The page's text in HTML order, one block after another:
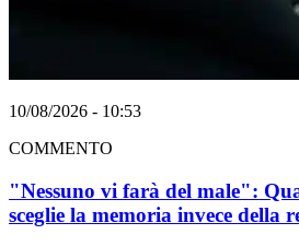
10/08/2026 - 10:53
COMMENTO
"Nessuno vi farà del male":
sceglie la memoria invece della